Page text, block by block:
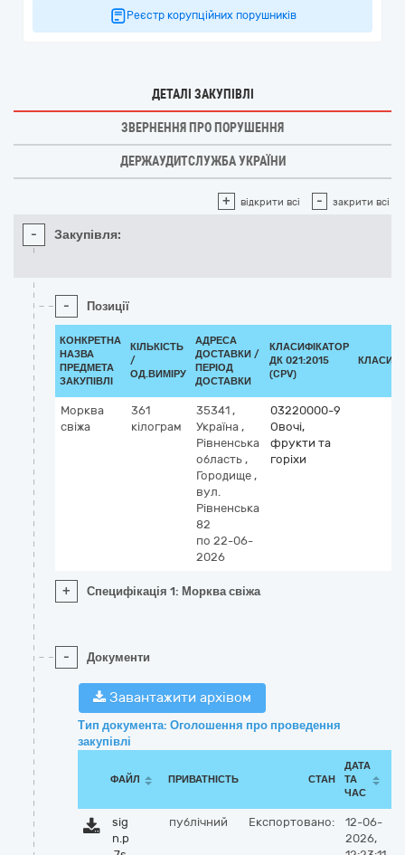
Реєстр корупційних порушників
ДЕТАЛІ ЗАКУПІВЛІ
ЗВЕРНЕННЯ ПРО ПОРУШЕННЯ
ДЕРЖАУДИТСЛУЖБА УКРАЇНИ
+ відкрити всі - закрити всі
- Закупівля:
- Позиції
КОНКРЕТНА
НАЗВА
ПРЕДМЕТА
ЗАКУПІВЛІ
КІЛЬКІСТЬ
/
ОД.ВИМІРУ
АДРЕСА
ДОСТАВКИ /
ПЕРІОД
ДОСТАВКИ
КЛАСИФІКАТОР
ДК 021:2015
(CPV)
Морква
свіжа
361
кілограм
35341 ,
Україна ,
Рівненська
область ,
Городище ,
вул.
Рівненська
82
по 22-06-
2026
03220000-9
Овочі,
фрукти та
горіхи
+ Специфікація 1: Морква свіжа
- Документи
Завантажити архівом
Тип документа: Оголошення про проведення
закупівлі
ФАЙЛ ПРИВАТНІСТЬ СТАН
ДАТА
ТА
ЧАС
sig
n.p
публічний Експортовано:
12-06-
2026,